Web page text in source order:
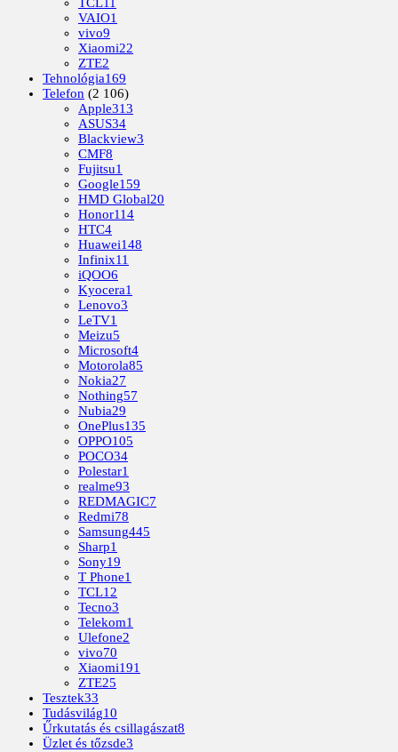
TCL11
VAIO1
vivo9
Xiaomi22
ZTE2
Tehnológia169
Telefon (2 106)
Apple313
ASUS34
Blackview3
CMF8
Fujitsu1
Google159
HMD Global20
Honor114
HTC4
Huawei148
Infinix11
iQOO6
Kyocera1
Lenovo3
LeTV1
Meizu5
Microsoft4
Motorola85
Nokia27
Nothing57
Nubia29
OnePlus135
OPPO105
POCO34
Polestar1
realme93
REDMAGIC7
Redmi78
Samsung445
Sharp1
Sony19
T Phone1
TCL12
Tecno3
Telekom1
Ulefone2
vivo70
Xiaomi191
ZTE25
Tesztek33
Tudásvilág10
Űrkutatás és csillagászat8
Üzlet és tőzsde3